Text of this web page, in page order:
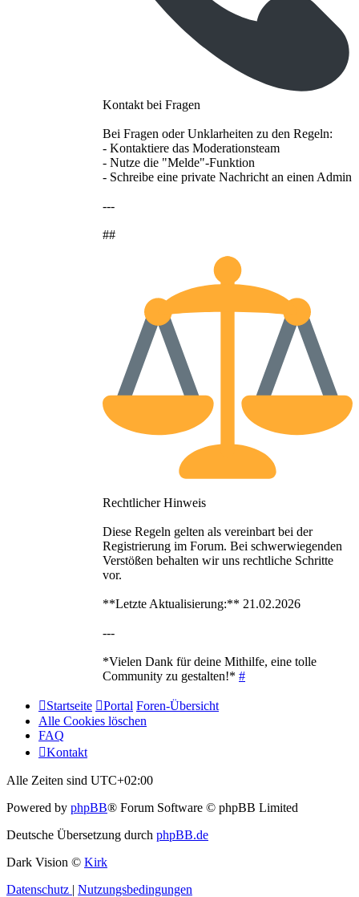
Kontakt bei Fragen
Bei Fragen oder Unklarheiten zu den Regeln:
- Kontaktiere das Moderationsteam
- Nutze die "Melde"-Funktion
- Schreibe eine private Nachricht an einen Admin
---
##
Rechtlicher Hinweis
Diese Regeln gelten als vereinbart bei der
Registrierung im Forum. Bei schwerwiegenden
Verstößen behalten wir uns rechtliche Schritte
vor.
**Letzte Aktualisierung:** 21.02.2026
---
*Vielen Dank für deine Mithilfe, eine tolle
Community zu gestalten!* #
Startseite Portal Foren-Übersicht
Alle Cookies löschen
FAQ
Kontakt
Alle Zeiten sind UTC+02:00
Powered by phpBB® Forum Software © phpBB Limited
Deutsche Übersetzung durch phpBB.de
Dark Vision © Kirk
Datenschutz | Nutzungsbedingungen